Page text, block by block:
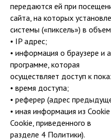
передаются ей при
сайта, на которых
системы («пиксель») в
• IP адрес;
• информация о браузере и
программе, которая
осуществляет доступ к
• время доступа;
• реферер (адрес
• иная информация из
Cookie, приведенного в
разделе 4 Политики).